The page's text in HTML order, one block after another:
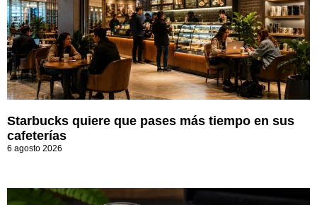
Starbucks quiere que pases más tiempo en sus
cafeterías
6 agosto 2026